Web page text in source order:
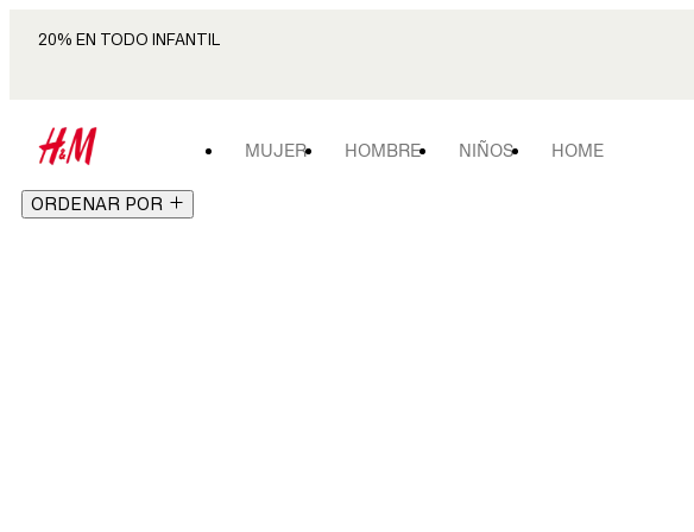
20% EN TODO INFANTIL
MUJER HOMBRE NIÑOS HOME
ORDENAR POR